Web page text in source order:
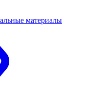
материалы